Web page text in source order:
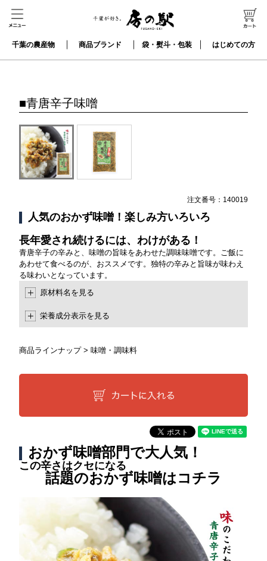
千葉の農産物 商品ブランド 袋・熨斗・包装 はじめての方
■青唐辛子味噌
注文番号： 140019
人気のおかず味噌！楽しみ方いろいろ
長年愛され続けるには、わけがある！
青唐辛子の辛みと、味噌の旨味をあわせた調味味噌です。ご飯に
あわせて食べるのが、おススメです。独特の辛みと旨味が味わえ
る味わいとなっています。
原材料名を見る
栄養成分表示を見る
商品ラインナップ>味噌・調味料
おかず味噌部門で大人気！
この辛さはクセになる
話題のおかず味噌はコチラ